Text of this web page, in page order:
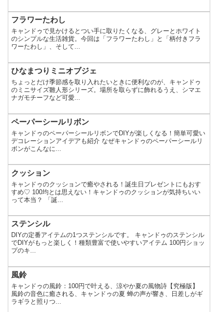
フラワーたわし
キャンドゥで見かけるとつい手に取りたくなる、グレーとホワイト
のシンプルな生活雑貨。今回は「フラワーたわし」と「柄付きフラ
ワーたわし」、そして...
ひなまつりミニオブジェ
ちょっとだけ季節感を取り入れたいときに便利なのが、キャンドゥ
のミニサイズ雛人形シリーズ。場所を取らずに飾れるうえ、シマエ
ナガモチーフなど可愛...
ペーパーシールリボン
キャンドゥのペーパーシールリボンでDIYが楽しくなる！簡単可愛い
デコレーションアイデアも紹介 なぜキャンドゥのペーパーシールリ
ボンがこんなに...
クッション
キャンドゥのクッションで癒やされる！誕生日プレゼントにもおす
すめ♡ 100均とは思えない！キャンドゥのクッションが気持ちいい
って本当？ 「誕...
ステンシル
DIYの定番アイテムの1つステンシルです。 キャンドゥのステンシル
でDIYがもっと楽しく！種類豊富で使いやすいアイテム 100円ショッ
プのキ...
風鈴
キャンドゥの風鈴：100円で叶える、涼やか夏の風物詩【究極版】
風鈴の音色に癒される、キャンドゥの夏 蝉の声が響き、日差しがギ
ラギラと照りつ...